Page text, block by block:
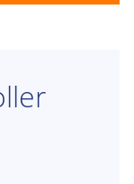
team
geeft